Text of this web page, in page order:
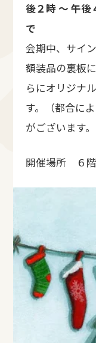
後２時 ～ 午後
で
会期中、サイ
額装品の裏板
らにオリジナ
す。（都合に
がございます。
開催場所 ６